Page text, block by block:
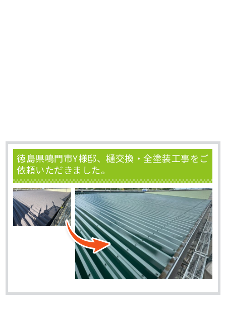
徳島県鳴門市Y様邸、樋交換・全塗装工事をご
依頼いただきました。